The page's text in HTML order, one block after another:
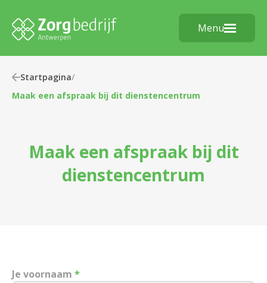
Menu
Startpagina/
Maak een afspraak bij dit dienstencentrum
Maak een afspraak bij dit
dienstencentrum
Je voornaam *